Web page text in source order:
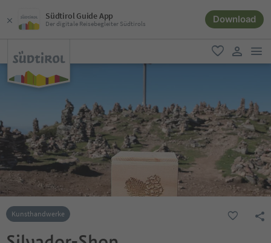
Südtirol Guide App
Der digitale Reisebegleiter Südtirols Download
favorit
user link
Kunsthandwerke